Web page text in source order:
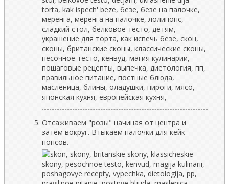
Отсаживаем "розы" начиная от центра и
затем вокруг. Втыкаем палочки для кейк-
попсов.